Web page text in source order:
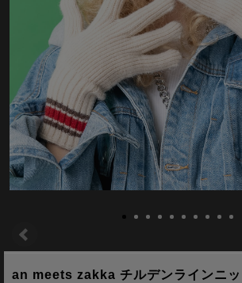
an meets zakka チルデンラインニッ